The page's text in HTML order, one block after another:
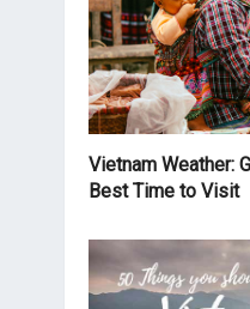
Vietnam Weather:
Best Time to Visit